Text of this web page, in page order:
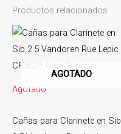
Productos relacionados
AGOTADO
Agotado
Cañas para Clarinete en Sib